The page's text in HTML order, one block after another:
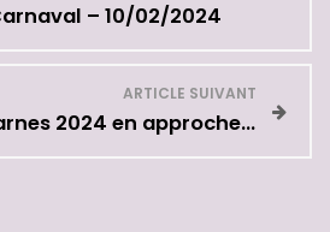
– 10/02/2024
ARTICLE SUIVANT
2024 en approche…